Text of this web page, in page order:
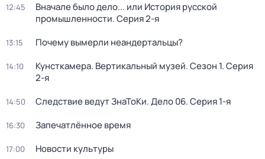
12:45
Вначале было дело... или История русской
промышленности. Серия 2-я
13:15 Почему вымерли неандертальцы?
14:10 Кунсткамера. Вертикальный музей. Сезон 1. Серия
2-я
14:50 Следствие ведут ЗнаТоКи. Дело 06. Серия 1-я
16:30 Запечатлённое время
17:00 Новости культуры